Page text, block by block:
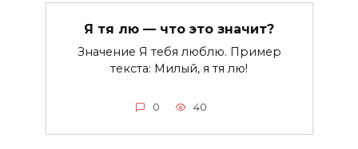
Я тя лю — что это значит?
Значение Я тебя люблю. Пример
текста: Милый, я тя лю!
0 40